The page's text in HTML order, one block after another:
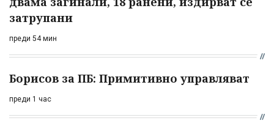
затрупани
преди 54 мин
Борисов за ПБ: Примитивно управляват
преди 1 час